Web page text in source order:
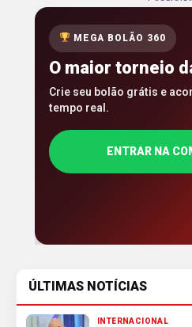
MEGA BOLÃO 360
O maior torneio
Crie seu bolão grátis e
tempo real.
ENTRAR NA
ÚLTIMAS NOTÍCIAS
INTERNACIONAL